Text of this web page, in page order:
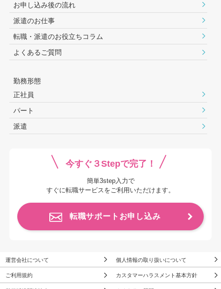
お申し込み後の流れ
派遣のお仕事
転職・派遣のお役⽴ちコラム
よくあるご質問
勤務形態
正社員
パート
派遣
今すぐ３Stepで完了！
簡単3step入力で
すぐに転職サービスをご利用いただけます。
転職サポートお申し込み
運営会社について 個人情報の取り扱いについて
ご利用規約 カスタマーハラスメント基本方針